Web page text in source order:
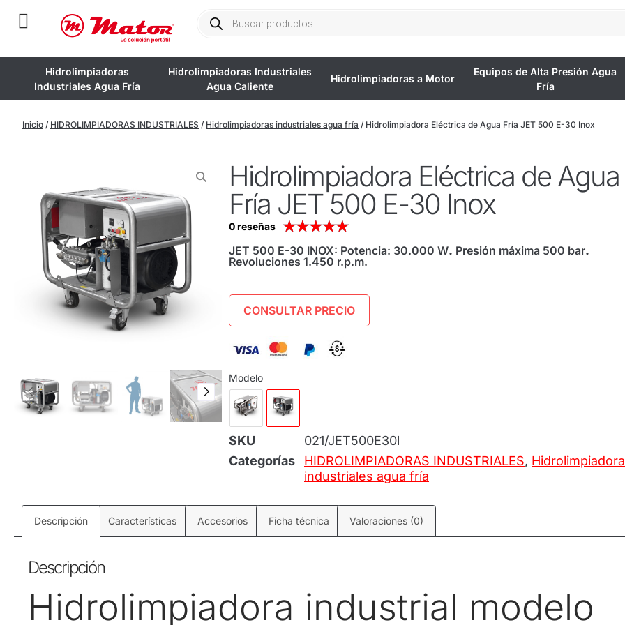
Hidrolimpiadoras
Industriales Agua Fría
Hidrolimpiadoras Industriales
Agua Caliente
Hidrolimpiadoras a Motor
Equipos de Alta Presión Agua
Fría
Inicio / HIDROLIMPIADORAS INDUSTRIALES / Hidrolimpiadoras industriales agua fría / Hidrolimpiadora Eléctrica de Agua Fría JET 500 E-30 Inox
Hidrolimpiadora Eléctrica de Agua
Fría JET 500 E-30 Inox
0 reseñas ★★★★★
JET 500 E-30 INOX: Potencia: 30.000 W. Presión máxima 500 bar.
Revoluciones 1.450 r.p.m.
CONSULTAR PRECIO
Modelo
SKU
021/JET500E30l
Categorías
HIDROLIMPIADORAS INDUSTRIALES,
industriales agua fría
Descripción Características Accesorios Ficha técnica Valoraciones (0)
Descripción
Hidrolimpiadora industrial modelo